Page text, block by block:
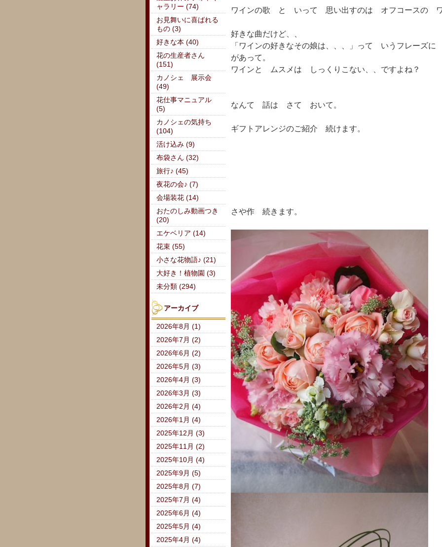
ワインの歌 と いって 思い出すのは オフコースの ワ
好きな曲だけど、、
「ワインの好きなその娘は、、、」って いうフレーズ
があって。
ワインと ムスメは しっくりこない、、ですよね？
なんて 話は さて おいて。
ギフトアレンジのご紹介 続けます。
さや作 続きます。
ャラリー (74)
お見舞いに喜ばれる
もの (3)
好きな本 (40)
花の生産者さん
(151)
カノシェ 展示会
(49)
花仕事マニュアル
(5)
カノシェの気持ち
(104)
活け込み (9)
布袋さん (32)
旅行♪ (45)
夜花の会♪ (7)
会場装花 (14)
おたのしみ動画つき
(20)
エケベリア (14)
花束 (55)
小さな花物語♪ (21)
大好き！植物園 (3)
未分類 (294)
アーカイブ
2026年8月 (1)
2026年7月 (2)
2026年6月 (2)
2026年5月 (3)
2026年4月 (3)
2026年3月 (3)
2026年2月 (4)
2026年1月 (4)
2025年12月 (3)
2025年11月 (2)
2025年10月 (4)
2025年9月 (5)
2025年8月 (7)
2025年7月 (4)
2025年6月 (4)
2025年5月 (4)
2025年4月 (4)